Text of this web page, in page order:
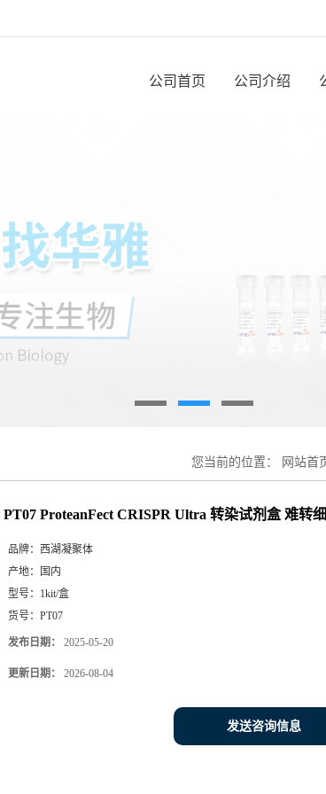
公司首页 公司介绍
您当前的位置： 网站首
PT07 ProteanFect CRISPR Ultra 转染试剂盒 难转
品牌： 西湖凝聚体
产地：
国内
型号： 1kit/盒
货号： PT07
发布日期： 2025-05-20
更新日期： 2026-08-04
发送咨询信息